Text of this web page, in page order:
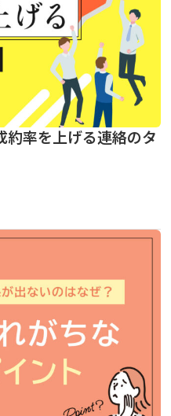
約率を上げる連絡のタ